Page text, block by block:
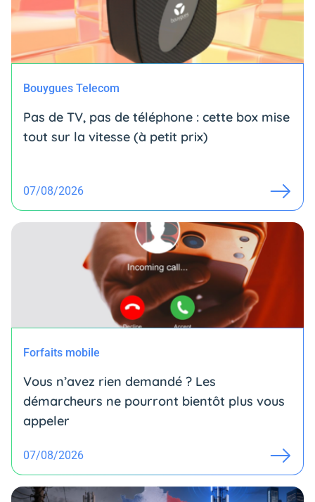
Bouygues Telecom
Pas de TV, pas de téléphone : cette box mise
tout sur la vitesse (à petit prix)
07/08/2026
Forfaits mobile
Vous n’avez rien demandé ? Les
démarcheurs ne pourront bientôt plus vous
appeler
07/08/2026